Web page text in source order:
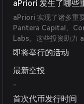
aPriori 发生了哪些
aPriori 实现了诸多重
Pantera Capital、
Labs。这些投资助力
即将举行的活动
最新空投
-
首次代币发行时间